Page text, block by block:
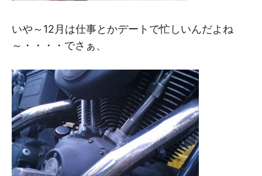
いや～12月は仕事とかデートで忙しいんだよね
～・・・・でさぁ、